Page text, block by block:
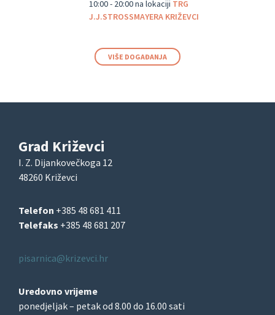
10:00 - 20:00na lokaciji TRG
J.J.STROSSMAYERA KRIŽEVCI
VIŠE DOGAĐANJA
Grad Križevci
I. Z. Dijankovečkoga 12
48260 Križevci
Telefon +385 48 681 411
Telefaks +385 48 681 207
pisarnica@krizevci.hr
Uredovno vrijeme
ponedjeljak – petak od 8.00 do 16.00 sati